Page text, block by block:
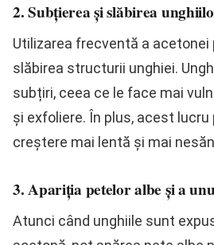
2. Subțierea și slăbirea
Utilizarea frecventă a acetonei
slăbirea structurii unghiei.
subțiri, ceea ce le face mai
și exfoliere. În plus, acest lucru
creștere mai lentă și mai
3. Apariția petelor albe și a
Atunci când unghiile sunt